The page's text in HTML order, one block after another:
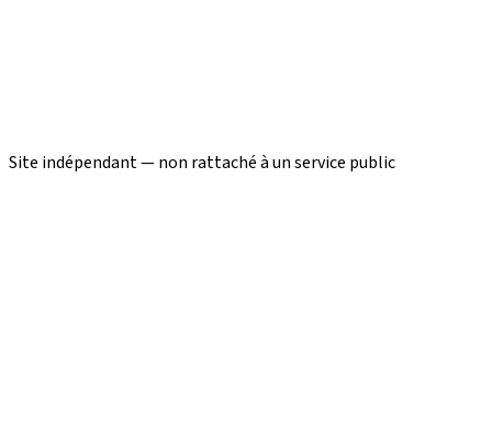
Site indépendant — non rattaché à un service public